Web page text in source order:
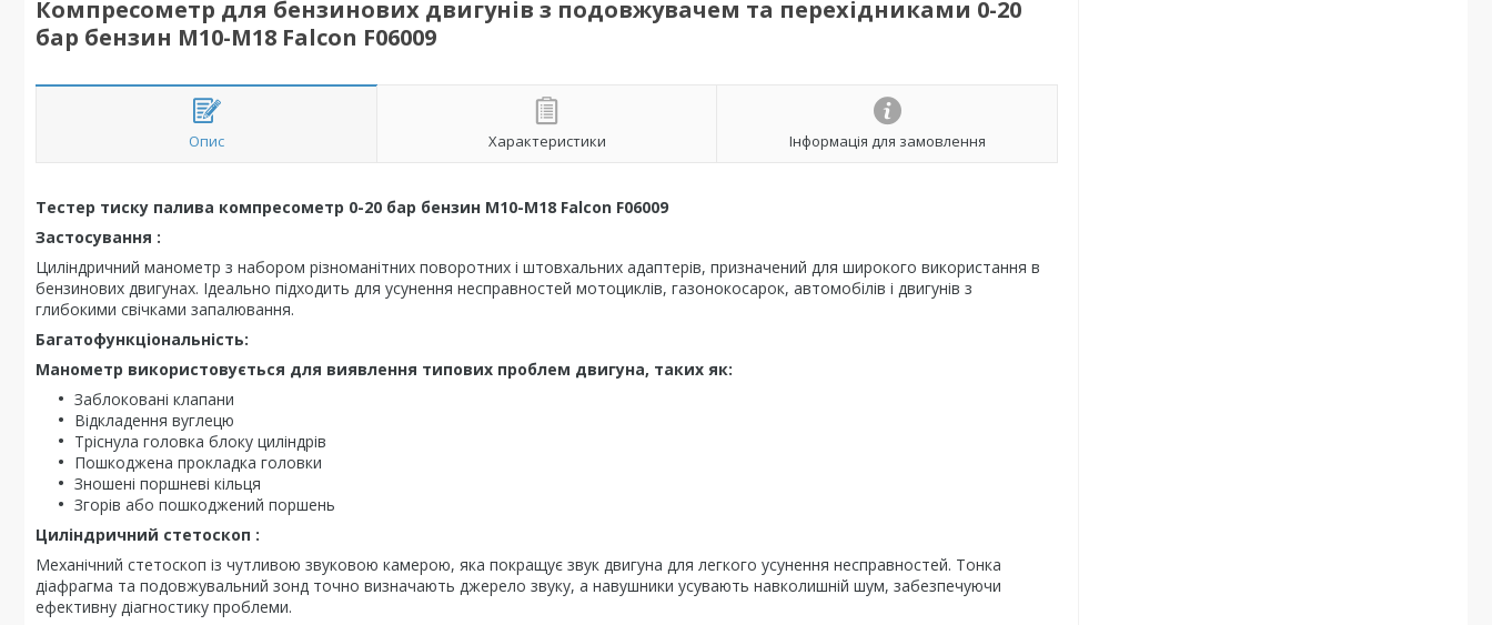
Компресометр для бензинових двигунів з подовжувачем та перехідниками 0-20
бар бензин М10-М18 Falcon F06009
Опис Характеристики Інформація для замовлення
Тестер тиску палива компресометр 0-20 бар бензин М10-М18 Falcon F06009
Застосування :
Циліндричний манометр з набором різноманітних поворотних і штовхальних адаптерів, призначений для широкого використання в
бензинових двигунах. Ідеально підходить для усунення несправностей мотоциклів, газонокосарок, автомобілів і двигунів з
глибокими свічками запалювання.
Багатофункціональність:
Манометр використовується для виявлення типових проблем двигуна, таких як:
Заблоковані клапани
Відкладення вуглецю
Тріснула головка блоку циліндрів
Пошкоджена прокладка головки
Зношені поршневі кільця
Згорів або пошкоджений поршень
Циліндричний стетоскоп :
Механічний стетоскоп із чутливою звуковою камерою, яка покращує звук двигуна для легкого усунення несправностей. Тонка
діафрагма та подовжувальний зонд точно визначають джерело звуку, а навушники усувають навколишній шум, забезпечуючи
ефективну діагностику проблеми.